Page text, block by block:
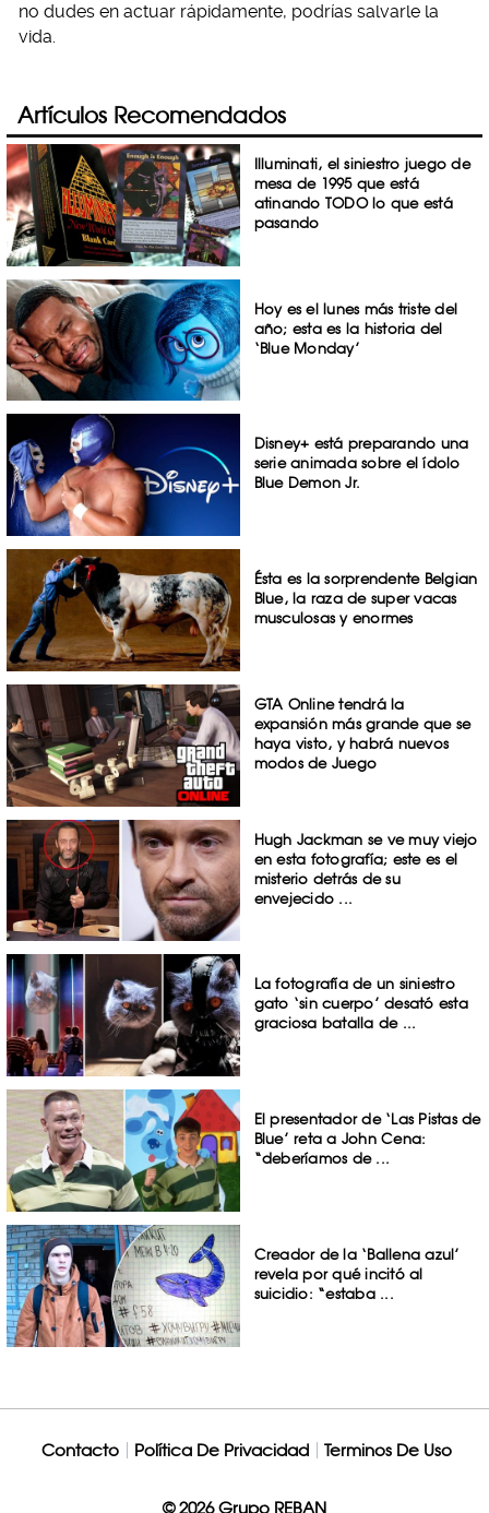
no dudes en actuar rápidamente, podrías salvarle la
vida.
Artículos Recomendados
Illuminati, el siniestro juego de
mesa de 1995 que está
atinando TODO lo que está
pasando
Hoy es el lunes más triste del
año; esta es la historia del
‘Blue Monday’
Disney+ está preparando una
serie animada sobre el ídolo
Blue Demon Jr.
Ésta es la sorprendente Belgian
Blue, la raza de super vacas
musculosas y enormes
GTA Online tendrá la
expansión más grande que se
haya visto, y habrá nuevos
modos de Juego
Hugh Jackman se ve muy viejo
en esta fotografía; este es el
misterio detrás de su
envejecido ...
La fotografía de un siniestro
gato ‘sin cuerpo’ desató esta
graciosa batalla de ...
El presentador de ‘Las Pistas de
Blue’ reta a John Cena:
“deberíamos de ...
Creador de la ‘Ballena azul’
revela por qué incitó al
suicidio: “estaba ...
Contacto Política De Privacidad Terminos De Uso
© 2026 Grupo REBAN